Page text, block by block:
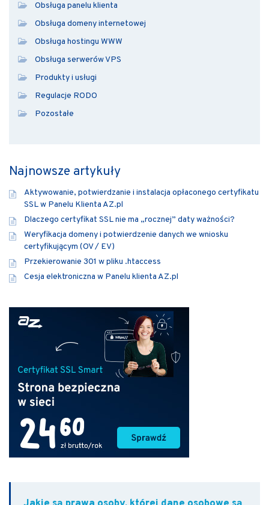
Obsługa panelu klienta
Obsługa domeny internetowej
Obsługa hostingu WWW
Obsługa serwerów VPS
Produkty i usługi
Regulacje RODO
Pozostałe
Najnowsze artykuły
Aktywowanie, potwierdzanie i instalacja opłaconego certyfikatu
SSL w Panelu Klienta AZ.pl
Dlaczego certyfikat SSL nie ma „rocznej” daty ważności?
Weryfikacja domeny i potwierdzenie danych we wniosku
certyfikującym (OV / EV)
Przekierowanie 301 w pliku .htaccess
Cesja elektroniczna w Panelu klienta AZ.pl